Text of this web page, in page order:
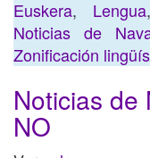
Euskera, Lengua
Noticias de
Zonificación
Noticias de
NO